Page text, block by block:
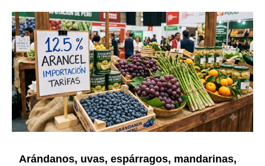
Arándanos, uvas, espárragos, mandarinas,